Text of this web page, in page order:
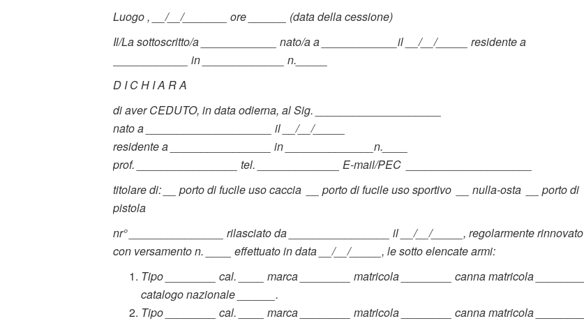
Luogo , __/__/_______ ore ______ (data della cessione)
Il/La sottoscritto/a ____________ nato/a a ____________il __/__/_____ residente a
____________ in _____________ n._____
D I C H I A R A
di aver CEDUTO, in data odierna, al Sig. ____________________
nato a ____________________ il __/__/_____
residente a ________________ in ______________n.____
prof. ________________ tel. _____________ E-mail/PEC ____________________
titolare di: __ porto di fucile uso caccia __ porto di fucile uso sportivo __ nulla-osta __ porto di
pistola
nr° _______________ rilasciato da ________________ il __/__/_____, regolarmente rinnovato
con versamento n. ____ effettuato in data __/__/_____, le sotto elencate armi:
Tipo ________ cal. ____ marca ________ matricola ________ canna matricola ________
catalogo nazionale ______.
Tipo ________ cal. ____ marca ________ matricola ________ canna matricola ________